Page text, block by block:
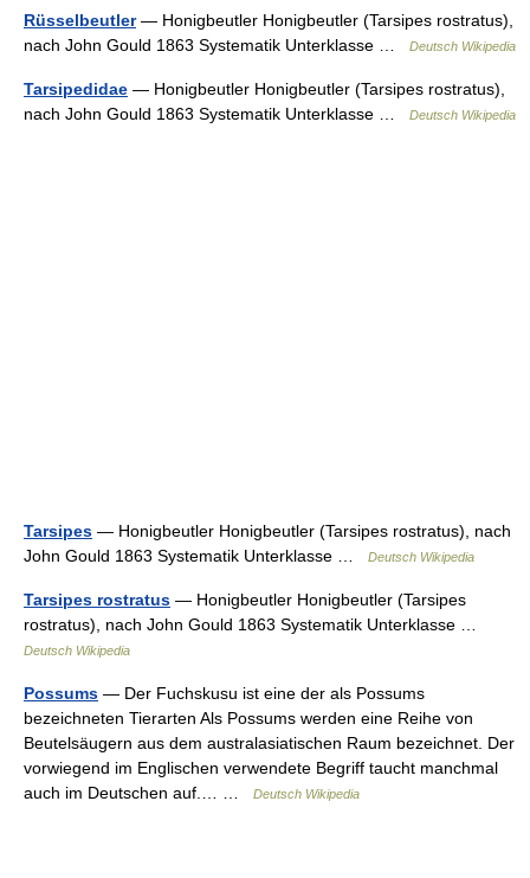
Rüsselbeutler— Honigbeutler Honigbeutler (Tarsipes rostratus),
nach John Gould 1863 Systematik Unterklasse …
Deutsch Wikipedia
Tarsipedidae — Honigbeutler Honigbeutler (Tarsipes rostratus),
nach John Gould 1863 Systematik Unterklasse …
Deutsch Wikipedia
Tarsipes — Honigbeutler Honigbeutler (Tarsipes rostratus), nach
John Gould 1863 Systematik Unterklasse …
Deutsch Wikipedia
Tarsipes rostratus — Honigbeutler Honigbeutler (Tarsipes
rostratus), nach John Gould 1863 Systematik Unterklasse …
Deutsch Wikipedia
Possums — Der Fuchskusu ist eine der als Possums
bezeichneten Tierarten Als Possums werden eine Reihe von
Beutelsäugern aus dem australasiatischen Raum bezeichnet. Der
vorwiegend im Englischen verwendete Begriff taucht manchmal
auch im Deutschen auf.… …
Deutsch Wikipedia